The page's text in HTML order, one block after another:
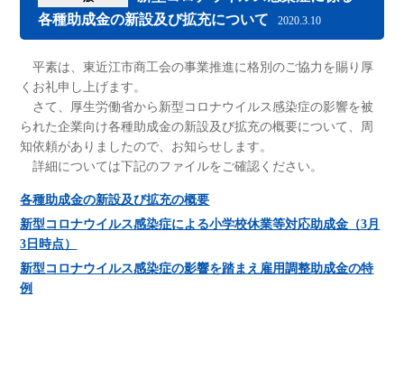
各種助成金の新設及び拡充について
2020.3.10
平素は、東近江市商工会の事業推進に格別のご協力を賜り厚
くお礼申し上げます。
さて、厚生労働省から新型コロナウイルス感染症の影響を被
られた企業向け各種助成金の新設及び拡充の概要について、周
知依頼がありましたので、お知らせします。
詳細については下記のファイルをご確認ください。
各種助成金の新設及び拡充の概要
新型コロナウイルス感染症による小学校休業等対応助成金（3月
3日時点）
新型コロナウイルス感染症の影響を踏まえ雇用調整助成金の特
例